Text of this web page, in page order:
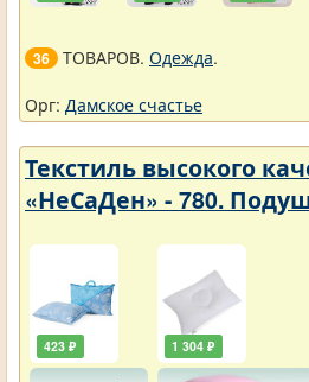
36 ТОВАРОВ. Одежда.
Орг: Дамское счастье
Текстиль высокого
«НеСаДен» - 780.
423 ₽ 1 304 ₽